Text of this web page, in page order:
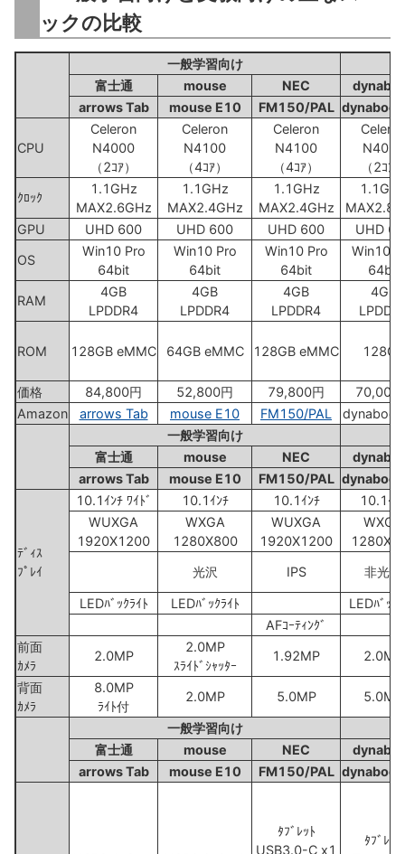
ックの比較
一般学習向け
富士通
mouse NEC
arrows Tab
mouse E10 FM150/PAL
CPU
Celeron
N4000
（2ｺｱ）
Celeron
N4100
（4ｺｱ）
Celeron
N4100
（4ｺｱ）
N4020
（2ｺｱ
ｸﾛｯｸ
1.1GHz
MAX2.6GHz
1.1GHz
MAX2.4GHz
1.1GHz
MAX2.4GHz
GPU
UHD 600 UHD 600 UHD 600
UHD
OS
Win10 Pro
64bit
Win10 Pro
64bit
Win10 Pro
64bit
Win10
64bit
RAM
4GB
LPDDR4
4GB
LPDDR4
4GB
LPDDR4
4GB
ROM 128GB eMMC 64GB eMMC 128GB eMMC 128GB
価格 84,800円 52,800円 79,800円
70,000
Amazon
arrows Tab mouse E10 FM150/PAL
一般学習向け
富士通
mouse NEC
arrows Tab
mouse E10 FM150/PAL
ﾃﾞｨｽ
ﾌﾟﾚｲ
10.1ｲﾝﾁ ﾜｲﾄﾞ 10.1ｲﾝﾁ 10.1ｲﾝﾁ
10.1ｲﾝ
WUXGA
1920X1200
WXGA
1280X800
WUXGA
1920X1200
WXGA
光沢
IPS 非光沢
LEDﾊﾞｯｸﾗｲﾄ LEDﾊﾞｯｸﾗｲﾄ
LEDﾊﾞｯｸ
AFｺｰﾃｨﾝｸﾞ
前面
ｶﾒﾗ
2.0MP
2.0MP
ｽﾗｲﾄﾞｼｬｯﾀｰ
1.92MP 2.0MP
背面
ｶﾒﾗ
8.0MP
ﾗｲﾄ付
2.0MP 5.0MP 5.0MP
一般学習向け
富士通
mouse NEC
arrows Tab
mouse E10 FM150/PAL
ﾀﾌﾞﾚｯﾄ
USB3.0-C x1
ﾀﾌﾞﾚｯﾄ